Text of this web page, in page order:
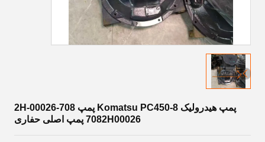
پمپ هیدرولیک Komatsu PC450-8 پمپ 708-2H-00026
7082H00026 پمپ اصلی حفاری